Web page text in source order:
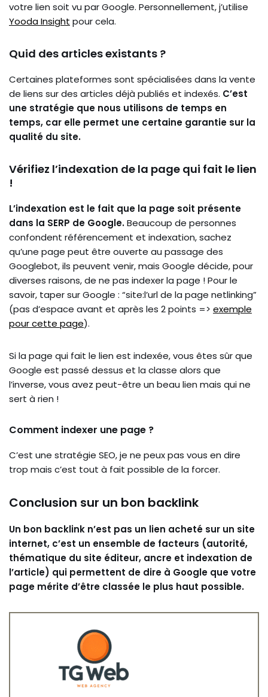
votre lien soit vu par Google. Personnellement, j’utilise
Yooda Insight pour cela.
Quid des articles existants ?
Certaines plateformes sont spécialisées dans la vente
de liens sur des articles déjà publiés et indexés. C’est
une stratégie que nous utilisons de temps en
temps, car elle permet une certaine garantie sur la
qualité du site.
Vérifiez l’indexation de la page qui fait le lien
!
L’indexation est le fait que la page soit présente
dans la SERP de Google.Beaucoup de personnes
confondent référencement et indexation, sachez
qu’une page peut être ouverte au passage des
Googlebot, ils peuvent venir, mais Google décide, pour
diverses raisons, de ne pas indexer la page ! Pour le
savoir, taper sur Google : “site:l’url de la page netlinking”
(pas d’espace avant et après les 2 points => exemple
pour cette page).
Si la page qui fait le lien est indexée, vous êtes sûr que
Google est passé dessus et la classe alors que
l’inverse, vous avez peut-être un beau lien mais qui ne
sert à rien !
Comment indexer une page ?
C’est une stratégie SEO, je ne peux pas vous en dire
trop mais c’est tout à fait possible de la forcer.
Conclusion sur un bon backlink
Un bon backlink n’est pas un lien acheté sur un site
internet, c’est un ensemble de facteurs (autorité,
thématique du site éditeur, ancre et indexation de
l’article) qui permettent de dire à Google que votre
page mérite d’être classée le plus haut possible.